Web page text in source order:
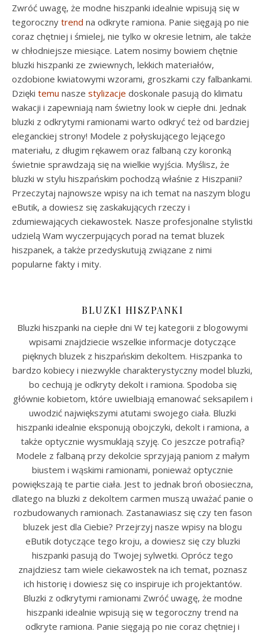
Zwróć uwagę, że modne hiszpanki idealnie wpisują się w
tegoroczny trend na odkryte ramiona. Panie sięgają po nie
coraz chętniej i śmielej, nie tylko w okresie letnim, ale także
w chłodniejsze miesiące. Latem nosimy bowiem chętnie
bluzki hiszpanki ze zwiewnych, lekkich materiałów,
ozdobione kwiatowymi wzorami, groszkami czy falbankami.
Dzięki temu nasze stylizacje doskonale pasują do klimatu
wakacji i zapewniają nam świetny look w ciepłe dni. Jednak
bluzki z odkrytymi ramionami warto odkryć też od bardziej
eleganckiej strony! Modele z połyskującego lejącego
materiału, z długim rękawem oraz falbaną czy koronką
świetnie sprawdzają się na wielkie wyjścia. Myślisz, że
bluzki w stylu hiszpańskim pochodzą właśnie z Hiszpanii?
Przeczytaj najnowsze wpisy na ich temat na naszym blogu
eButik, a dowiesz się zaskakujących rzeczy i
zdumiewających ciekawostek. Nasze profesjonalne stylistki
udzielą Wam wyczerpujących porad na temat bluzek
hiszpanek, a także przedyskutują związane z nimi
popularne fakty i mity.
BLUZKI HISZPANKI
Bluzki hiszpanki na ciepłe dni W tej kategorii z blogowymi
wpisami znajdziecie wszelkie informacje dotyczące
pięknych bluzek z hiszpańskim dekoltem. Hiszpanka to
bardzo kobiecy i niezwykle charakterystyczny model bluzki,
bo cechują je odkryty dekolt i ramiona. Spodoba się
głównie kobietom, które uwielbiają emanować seksapilem i
uwodzić największymi atutami swojego ciała. Bluzki
hiszpanki idealnie eksponują obojczyki, dekolt i ramiona, a
także optycznie wysmuklają szyję. Co jeszcze potrafią?
Modele z falbaną przy dekolcie sprzyjają paniom z małym
biustem i wąskimi ramionami, ponieważ optycznie
powiększają te partie ciała. Jest to jednak broń obosieczna,
dlatego na bluzki z dekoltem carmen muszą uważać panie o
rozbudowanych ramionach. Zastanawiasz się czy ten fason
bluzek jest dla Ciebie? Przejrzyj nasze wpisy na blogu
eButik dotyczące tego kroju, a dowiesz się czy bluzki
hiszpanki pasują do Twojej sylwetki. Oprócz tego
znajdziesz tam wiele ciekawostek na ich temat, poznasz
ich historię i dowiesz się co inspiruje ich projektantów.
Bluzki z odkrytymi ramionami Zwróć uwagę, że modne
hiszpanki idealnie wpisują się w tegoroczny trend na
odkryte ramiona. Panie sięgają po nie coraz chętniej i